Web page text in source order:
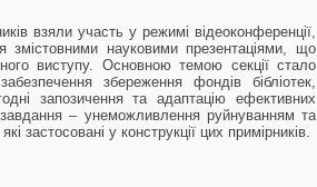
взяли участь у режимі відеоконференції,
змістовними науковими презентаціями, що
виступу. Основною темою секції стало
збереження фондів бібліотек,
запозичення та адаптацію ефективних
– унеможливлення руйнуванням та
застосовані у конструкції цих примірників.